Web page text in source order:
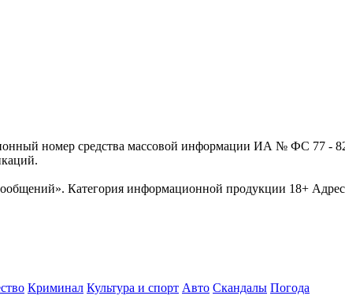
номер средства массовой информации ИА № ФС 77 -
Категория информационной продукции 18+
Криминал Культура и спорт Авто Скандалы Погода